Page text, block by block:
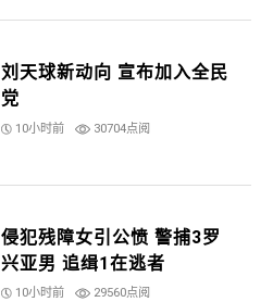
刘天球新动向 宣布加入全民
党
10小时前 30704点阅
侵犯残障女引公愤 警捕3罗
兴亚男 追缉1在逃者
10小时前 29560点阅